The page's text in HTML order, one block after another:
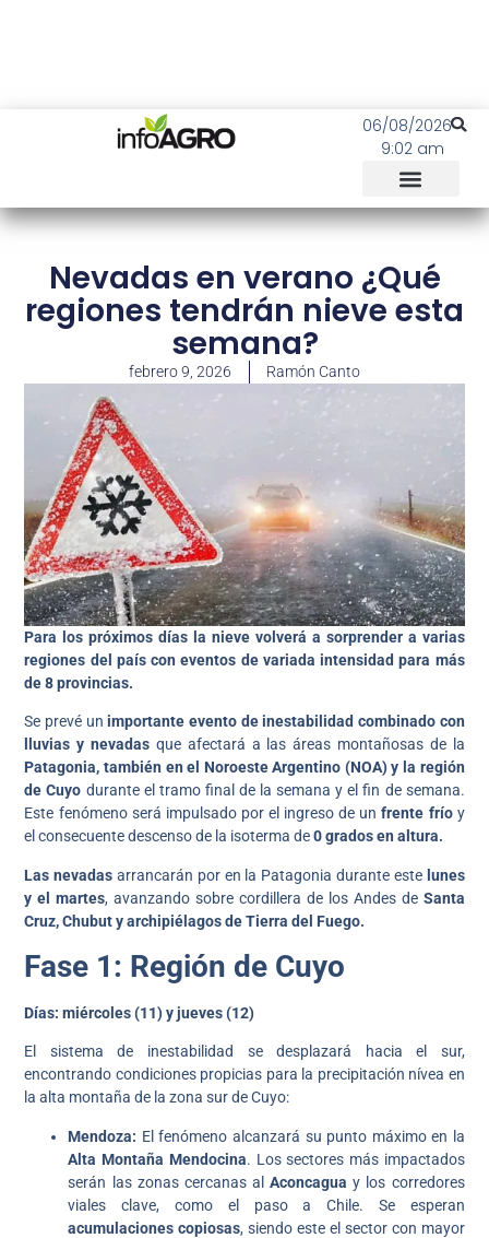
06/08/2026
9:02 am
Nevadas en verano ¿Qué
regiones tendrán nieve esta
semana?
febrero 9, 2026 Ramón Canto
Para los próximos días la nieve volverá a sorprender a varias
regiones del país con eventos de variada intensidad para más
de 8 provincias.
Se prevé unimportante evento de inestabilidad combinado con
lluvias y nevadas que afectará a las áreas montañosas de la
Patagonia, también en el Noroeste Argentino (NOA) y la región
de Cuyo durante el tramo final de la semana y el fin de semana.
Este fenómeno será impulsado por el ingreso de unfrente fríoy
el consecuente descenso de la isoterma de0 grados en altura.
Las nevadas arrancarán por en la Patagonia durante este lunes
y el martes, avanzando sobre cordillera de los Andes de Santa
Cruz, Chubut y archipiélagos de Tierra del Fuego.
Fase 1: Región de Cuyo
Días: miércoles (11) y jueves (12)
El sistema de inestabilidad se desplazará hacia el sur,
encontrando condiciones propicias para la precipitación nívea en
la alta montaña de la zona sur de Cuyo:
Mendoza: El fenómeno alcanzará su punto máximo en la
Alta Montaña Mendocina. Los sectores más impactados
serán las zonas cercanas alAconcagua y los corredores
viales clave, como el paso a Chile. Se esperan
acumulaciones copiosas, siendo este el sector con mayor